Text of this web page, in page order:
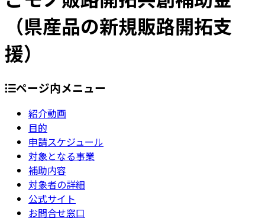
（県産品の新規販路開拓支
援）
ページ内メニュー
紹介動画
目的
申請スケジュール
対象となる事業
補助内容
対象者の詳細
公式サイト
お問合せ窓口